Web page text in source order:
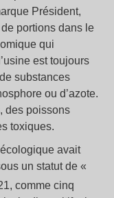
Président,
portions dans le
qui
est toujours
substances
ou d’azote.
des poissons
toxiques.
avait
un statut de «
comme cinq